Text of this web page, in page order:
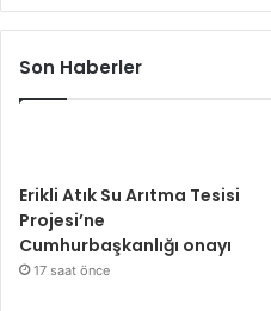
Son Haberler
Erikli Atık Su Arıtma Tesisi
Projesi’ne
Cumhurbaşkanlığı onayı
17 saat önce